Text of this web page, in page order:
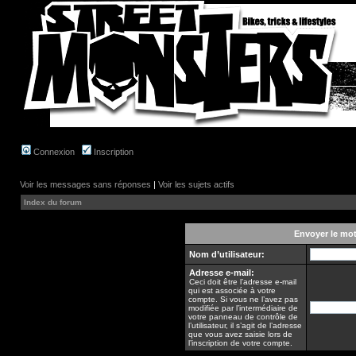
Connexion Inscription
Voir les messages sans réponses | Voir les sujets actifs
Index du forum
Envoyer le
Nom d’utilisateur:
Adresse e-mail:
Ceci doit être l’adresse e-mail
qui est associée à votre
compte. Si vous ne l’avez pas
modifiée par l’intermédiaire de
votre panneau de contrôle de
l’utilisateur, il s’agit de l’adresse
que vous avez saisie lors de
l’inscription de votre compte.